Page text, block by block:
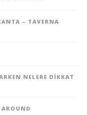
– TAVERNA
NELERE DIKKAT